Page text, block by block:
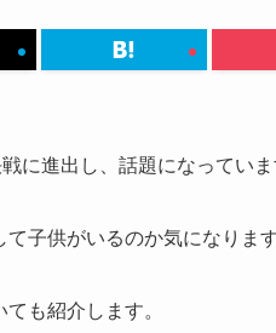
に進出し、話題になっていま
子供がいるのか気になります
も紹介します。